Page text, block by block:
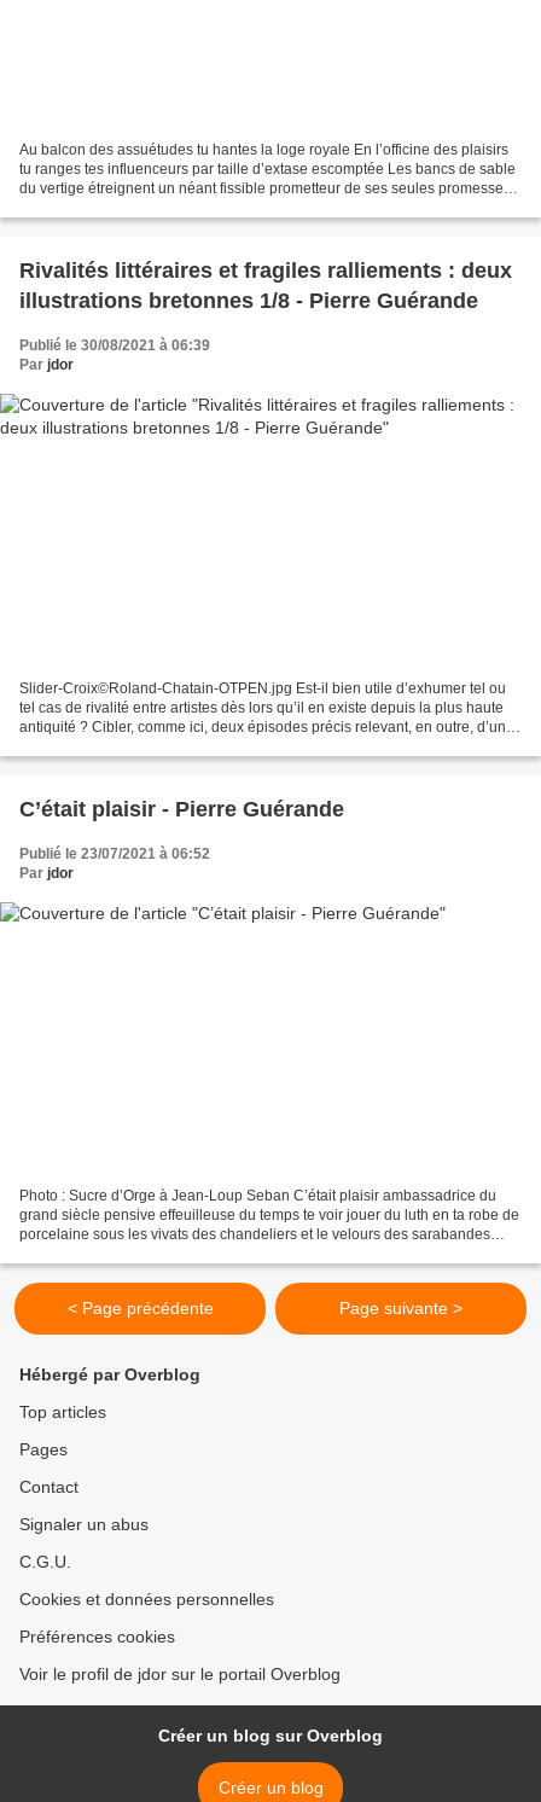
Au balcon des assuétudes tu hantes la loge royale En l’officine des plaisirs
tu ranges tes influenceurs par taille d’extase escomptée Les bancs de sable
du vertige étreignent un néant fissible prometteur de ses seules promesses
Rivalités littéraires et fragiles ralliements : deux
illustrations bretonnes 1/8 - Pierre Guérande
Publié le 30/08/2021 à 06:39
Par jdor
Slider-Croix©Roland-Chatain-OTPEN.jpg Est-il bien utile d’exhumer tel ou
tel cas de rivalité entre artistes dès lors qu’il en existe depuis la plus haute
antiquité ? Cibler, comme ici, deux épisodes précis relevant, en outre, d’une
C’était plaisir - Pierre Guérande
Publié le 23/07/2021 à 06:52
Par jdor
Photo : Sucre d’Orge à Jean-Loup Seban C’était plaisir ambassadrice du
grand siècle pensive effeuilleuse du temps te voir jouer du luth en ta robe de
porcelaine sous les vivats des chandeliers et le velours des sarabandes
< Page précédente Page suivante >
Hébergé par Overblog
Top articles
Pages
Contact
Signaler un abus
C.G.U.
Cookies et données personnelles
Préférences cookies
Voir le profil de jdor sur le portail Overblog
Créer un blog sur Overblog
Créer un blog